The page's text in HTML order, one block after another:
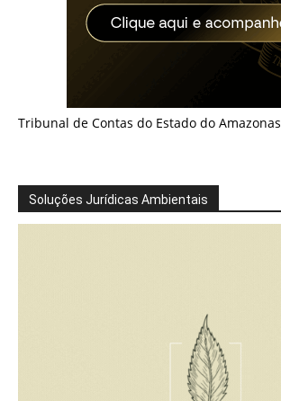
Tribunal de Contas do Estado do Amazonas
Soluções Jurídicas Ambientais